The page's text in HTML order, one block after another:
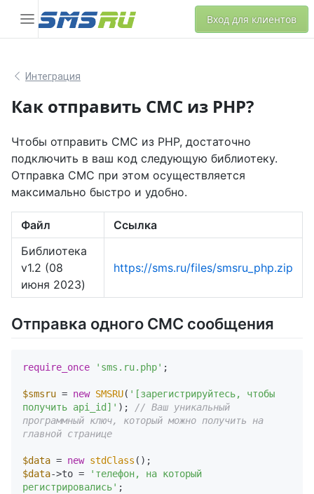
Вход для клиентов
Интеграция
Как отправить СМС из PHP?
Чтобы отправить СМС из PHP, достаточно
подключить в ваш код следующую библиотеку.
Отправка СМС при этом осуществляется
максимально быстро и удобно.
Файл
Ссылка
Библиотека
v1.2 (08
июня 2023)
https://sms.ru/files/smsru_php.zip
Отправка одного СМС сообщения
require_once 'sms.ru.php' ;
$smsru = new SMSRU( '[зарегистрируйтесь, чтобы
получить api_id]' ); // Ваш уникальный
программный ключ, который можно получить на
главной странице
$data = new stdClass
$data->to =
'телефон, на который
регистрировались'